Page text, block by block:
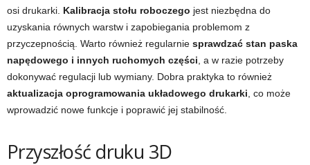
osi drukarki. Kalibracja stołu roboczego jest niezbędna do
uzyskania równych warstw i zapobiegania problemom z
przyczepnością. Warto również regularnie sprawdzać stan paska
napędowego i innych ruchomych części , a w razie potrzeby
dokonywać regulacji lub wymiany. Dobra praktyka to również
aktualizacja oprogramowania układowego drukarki , co może
wprowadzić nowe funkcje i poprawić jej stabilność.
Przyszłość druku 3D